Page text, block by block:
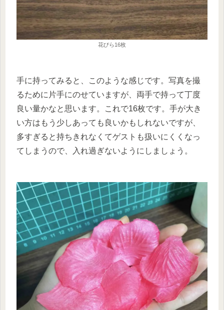
花びら16枚
手に持ってみると、このような感じです。写真を撮
るために片手にのせていますが、両手で持って丁度
良い量かなと思います。これで16枚です。手が大き
い方はもう少しあっても良いかもしれないですが、
多すぎると持ちきれなくてゲストも扱いにくくなっ
てしまうので、入れ過ぎないようにしましょう。